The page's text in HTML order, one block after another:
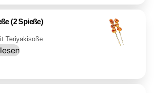
(2 Spieße)
Teriyakisoße